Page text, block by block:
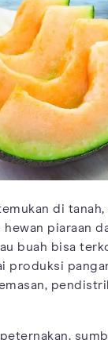
di tanah,
piaraan
buah bisa
produksi